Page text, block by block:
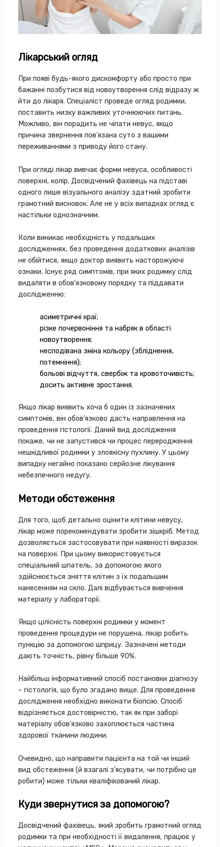
Лікарський огляд
При появі будь-якого дискомфорту або просто при
бажанні позбутися від новоутворення слід відразу ж
йти до лікаря. Спеціаліст проведе огляд родимки,
поставить низку важливих уточнюючих питань.
Можливо, він порадить не чіпати невус, якщо
причина звернення пов’язана суто з вашими
переживаннями з приводу його стану.
При огляді лікар вивчає форми невуса, особливості
поверхні, колір. Досвідчений фахівець на підставі
одного лише візуального аналізу здатний зробити
грамотний висновок. Але не у всіх випадках огляд є
настільки однозначним.
Коли виникає необхідність у подальших
дослідженнях, без проведення додаткових аналізів
не обійтися, якщо доктор виявить насторожуючі
ознаки. Існує ряд симптомів, при яких родимку слід
видаляти в обов’язковому порядку та піддавати
дослідженню:
асиметричні краї;
різке почервоніння та набряк в області
новоутворення;
несподівана зміна кольору (збліднення,
потемніння);
больові відчуття, свербіж та кровоточивість;
досить активне зростання.
Якщо лікар виявить хоча б один із зазначених
симптомів, він обов’язково дасть направлення на
проведення гістології. Даний вид дослідження
покаже, чи не запустився чи процес переродження
нешкідливої родимки у злоякісну пухлину. У цьому
випадку негайно показано серйозне лікування
небезпечного недугу.
Методи обстеження
Для того, щоб детально оцінити клітини невусу,
лікар може порекомендувати зробити зішкріб. Метод
дозволяється застосовувати при наявності виразок
на поверхні. При цьому використовується
спеціальний шпатель, за допомогою якого
здійснюється зняття клітин з їх подальшим
нанесенням на скло. Далі відбувається вивчення
матеріалу у лабораторії.
Якщо цілісність поверхні родимки у момент
проведення процедури не порушена, лікар робить
пункцію за допомогою шприцу. Зазначені методи
дають точність, рівну більше 90%.
Найбільш інформативний спосіб постановки діагнозу
– гістологія, що було згадано вище. Для проведення
дослідження необхідно виконати біопсію. Спосіб
відрізняється достовірністю, так як при заборі
матеріалу обов’язково захоплюється частина
здорової тканини людини.
Очевидно, що направити пацієнта на той чи інший
вид обстеження (й взагалі з’ясувати, чи потрібно це
робити) може тільки кваліфікований лікар.
Куди звернутися за допомогою?
Досвідчений фахівець, який зробить грамотний огляд
родимки та при необхідності її видалення, працює у